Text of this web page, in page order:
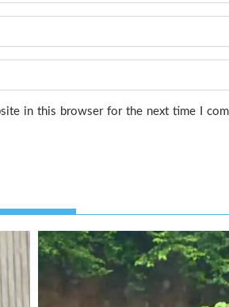
in this browser for the next time I